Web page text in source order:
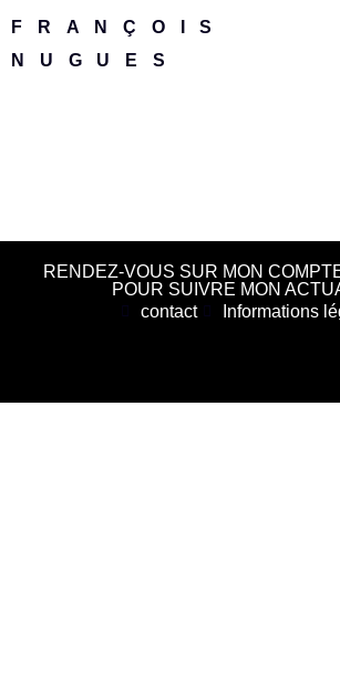
FRANÇOIS
NUGUES
RENDEZ-VOUS SUR MON
POUR SUIVRE MON
contact
Informations